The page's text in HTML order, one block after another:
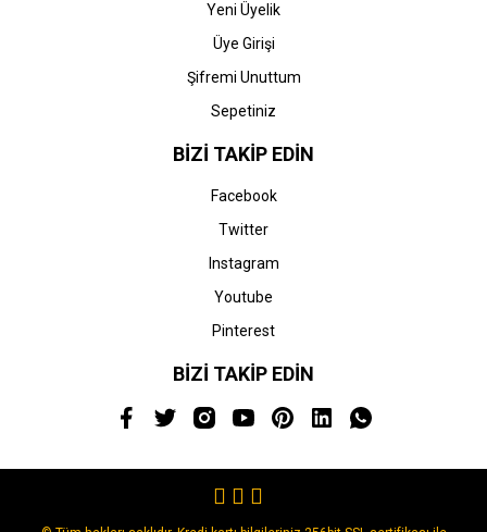
Yeni Üyelik
Üye Girişi
Şifremi Unuttum
Sepetiniz
BİZİ TAKİP EDİN
Facebook
Twitter
Instagram
Youtube
Pinterest
BİZİ TAKİP EDİN